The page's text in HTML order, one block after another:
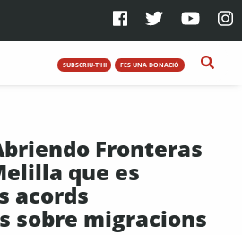
SUBSCRIU-T'HI FES UNA DONACIÓ
Fronteras
que es
acords
sobre migracions